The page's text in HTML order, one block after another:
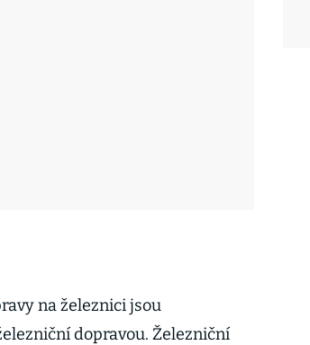
na železnici jsou
dopravou. Železniční